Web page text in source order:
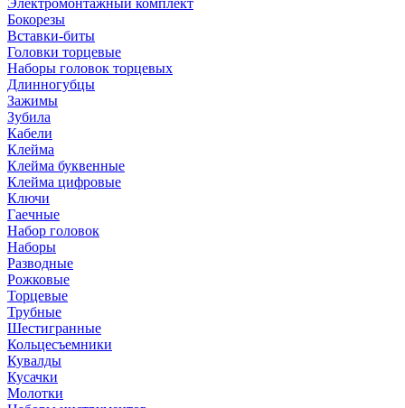
Электромонтажный комплект
Бокорезы
Вставки-биты
Головки торцевые
Наборы головок торцевых
Длинногубцы
Зажимы
Зубила
Кабели
Клейма
Клейма буквенные
Клейма цифровые
Ключи
Гаечные
Набор головок
Наборы
Разводные
Рожковые
Торцевые
Трубные
Шестигранные
Кольцесъемники
Кувалды
Кусачки
Молотки